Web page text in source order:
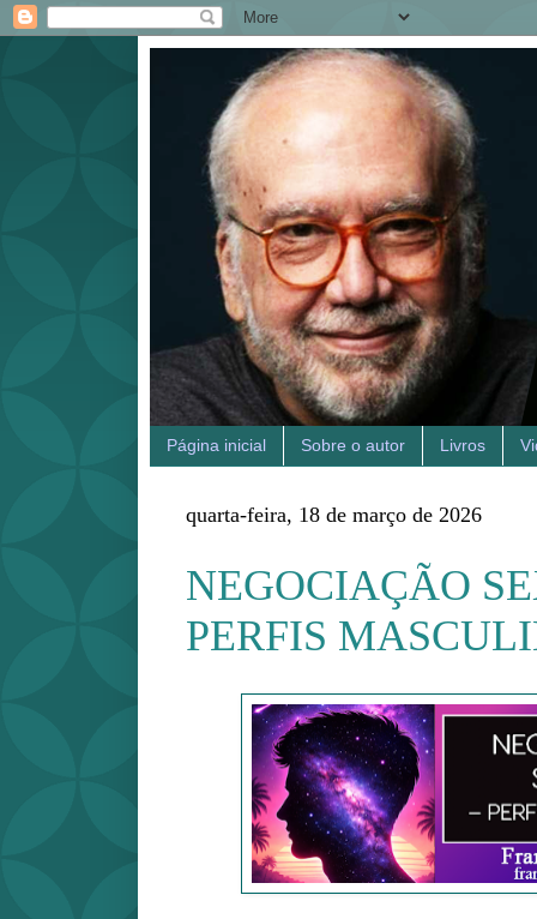
Página inicial Sobre o autor Livros
quarta-feira, 18 de março de 2026
NEGOCIAÇÃO
PERFIS